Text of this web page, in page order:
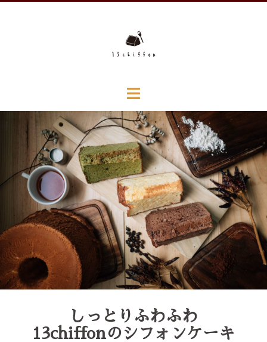
しっとりふわふわ
13chiffonのシフォンケーキ